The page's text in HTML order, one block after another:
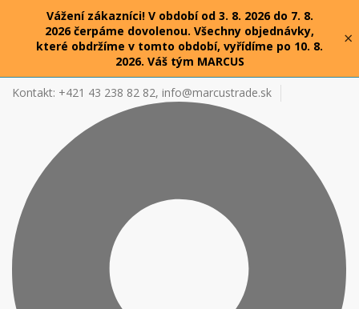
Vážení zákazníci! V období od 3. 8. 2026 do 7. 8.
2026 čerpáme dovolenou. Všechny objednávky,
které obdržíme v tomto období, vyřídíme po 10. 8.
2026. Váš tým MARCUS
×
Kontakt: +421 43 238 82 82, info@marcustrade.sk